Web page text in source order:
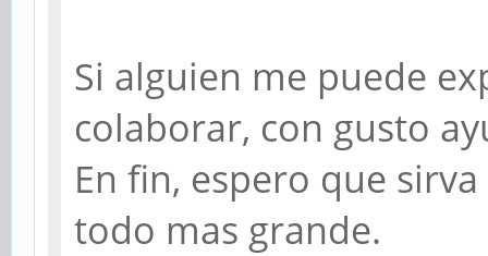
Si alguien me puede
colaborar, con gusto
En fin, espero que
todo mas grande.